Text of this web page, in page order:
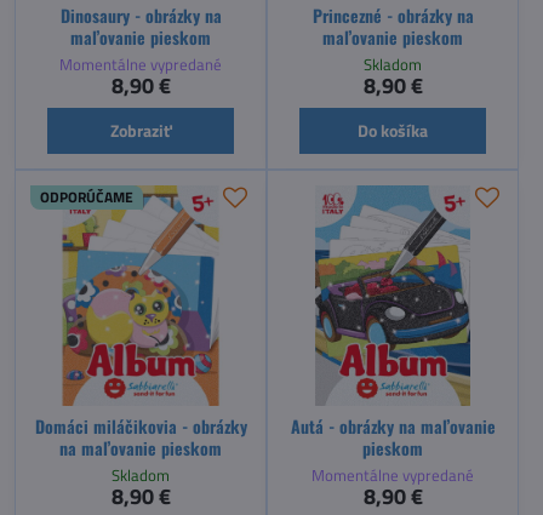
Dinosaury - obrázky na
maľovanie pieskom
Momentálne vypredané
8,90 €
Zobraziť
Princezné - obrázky na
maľovanie pieskom
Skladom
8,90 €
Do košíka
ODPORÚČAME
Domáci miláčikovia - obrázky
na maľovanie pieskom
Skladom
8,90 €
Autá - obrázky na maľovanie
pieskom
Momentálne vypredané
8,90 €